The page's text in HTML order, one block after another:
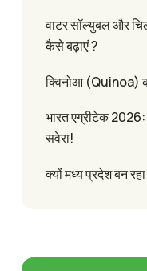
वाटर सॉल्युबल और
कैसे बढ़ाएं ?
क्विनोआ (Quinoa)
भारत एग्रीटेक 2026:
सवेरा!
क्यों मध्य प्रदेश बन